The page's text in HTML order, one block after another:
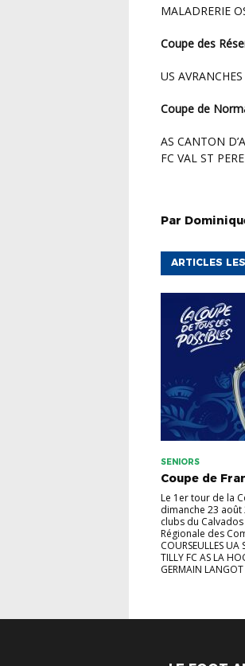
MALADRERIE
Coupe des
US
Coupe de
AS CANTON
FC VAL ST
Par
ARTICLES
SENIORS
Coupe de
Le 1er tour de la
dimanche 23
clubs du
Régionale des
COURSEULLES UA
TILLY FC AS LA
GERMAIN LANGOT